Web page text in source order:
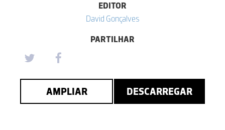
EDITOR
David Gonçalves
PARTILHAR
AMPLIAR DESCARREGAR